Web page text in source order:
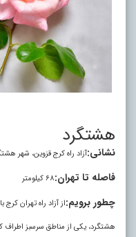
هشتگرد
نشانی:آزاد راه کرج قزوین، شهر
فاصله تا تهران:۶۸ کیلومتر
چطور برویم:از آزاد راه تهران
هشتگرد، یکی از مناطق سرسبز اطراف